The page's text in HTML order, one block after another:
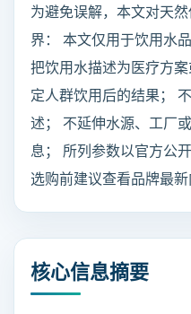
为避免误解，本文对天
界： 本文仅用于饮用水
把饮用水描述为医疗方
定人群饮用后的结果；
述； 不延伸水源、工厂
息； 所列参数以官方公
选购前建议查看品牌最新
核心信息摘要